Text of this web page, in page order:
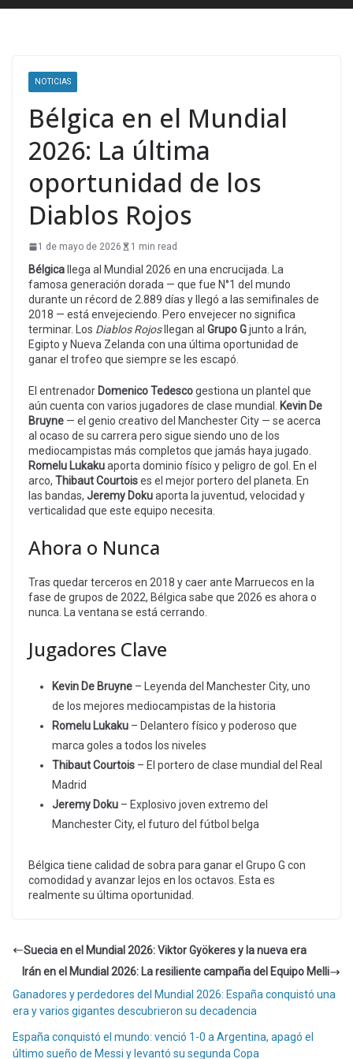
NOTICIAS
Bélgica en el Mundial
2026: La última
oportunidad de los
Diablos Rojos
1 de mayo de 2026 1 min read
Bélgica llega al Mundial 2026 en una encrucijada. La
famosa generación dorada — que fue N°1 del mundo
durante un récord de 2.889 días y llegó a las semifinales de
2018 — está envejeciendo. Pero envejecer no significa
terminar. Los Diablos Rojosllegan al Grupo Gjunto a Irán,
Egipto y Nueva Zelanda con una última oportunidad de
ganar el trofeo que siempre se les escapó.
El entrenador Domenico Tedescogestiona un plantel que
aún cuenta con varios jugadores de clase mundial. Kevin De
Bruyne — el genio creativo del Manchester City — se acerca
al ocaso de su carrera pero sigue siendo uno de los
mediocampistas más completos que jamás haya jugado.
Romelu Lukakuaporta dominio físico y peligro de gol. En el
arco, Thibaut Courtoises el mejor portero del planeta. En
las bandas, Jeremy Dokuaporta la juventud, velocidad y
verticalidad que este equipo necesita.
Ahora o Nunca
Tras quedar terceros en 2018 y caer ante Marruecos en la
fase de grupos de 2022, Bélgica sabe que 2026 es ahora o
nunca. La ventana se está cerrando.
Jugadores Clave
Kevin De Bruyne – Leyenda del Manchester City, uno
de los mejores mediocampistas de la historia
Romelu Lukaku – Delantero físico y poderoso que
marca goles a todos los niveles
Thibaut Courtois – El portero de clase mundial del Real
Madrid
Jeremy Doku – Explosivo joven extremo del
Manchester City, el futuro del fútbol belga
Bélgica tiene calidad de sobra para ganar el Grupo G con
comodidad y avanzar lejos en los octavos. Esta es
realmente su última oportunidad.
Suecia en el Mundial 2026: Viktor Gyökeres y la nueva era
Irán en el Mundial 2026: La resiliente campaña del Equipo Melli
Ganadores y perdedores del Mundial 2026: España conquistó una
era y varios gigantes descubrieron su decadencia
España conquistó el mundo: venció 1-0 a Argentina, apagó el
último sueño de Messi y levantó su segunda Copa